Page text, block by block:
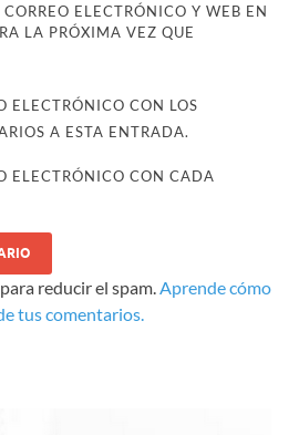
ELECTRÓNICO Y WEB EN
LA PRÓXIMA VEZ QUE
ELECTRÓNICO CON LOS
A ESTA ENTRADA.
ELECTRÓNICO CON CADA
reducir el spam.Aprende cómo
tus comentarios.